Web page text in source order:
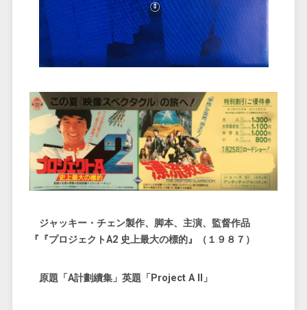
ジャッキー・チェン製作、脚本、主演、監督作品
『『プロジェクトA2 史上最大の標的』（１９８７）
原題「A計劃續集」英題「Project A II」